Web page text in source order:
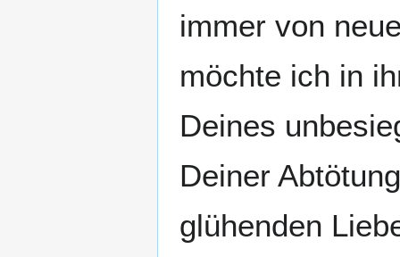
immer von
möchte ich in
Deines
Deiner
glühenden